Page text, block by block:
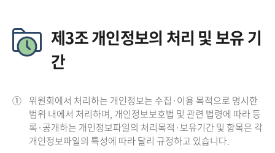
제3조 개인정보의 처리 및 보유 기
간
① 위원회에서 처리하는 개인정보는 수집·이용 목적으로 명시한
범위 내에서 처리하며, 개인정보보호법 및 관련 법령에 따라 등
록·공개하는 개인정보파일의 처리목적·보유기간 및 항목은 각
개인정보파일의 특성에 따라 달리 규정하고 있습니다.